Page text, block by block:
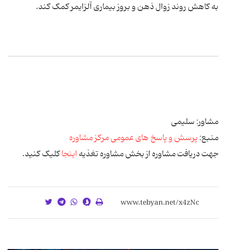
به کاهش روند زوال ذهن و بروز بیماری آلزایمر کمک کند.
مشاور: سلیمی
منبع:پرسش و پاسخ های عمومی مرکز مشاوره
جهت دریافت مشاوره از بخش مشاوره تغذیهاینجاکلیک کنید.